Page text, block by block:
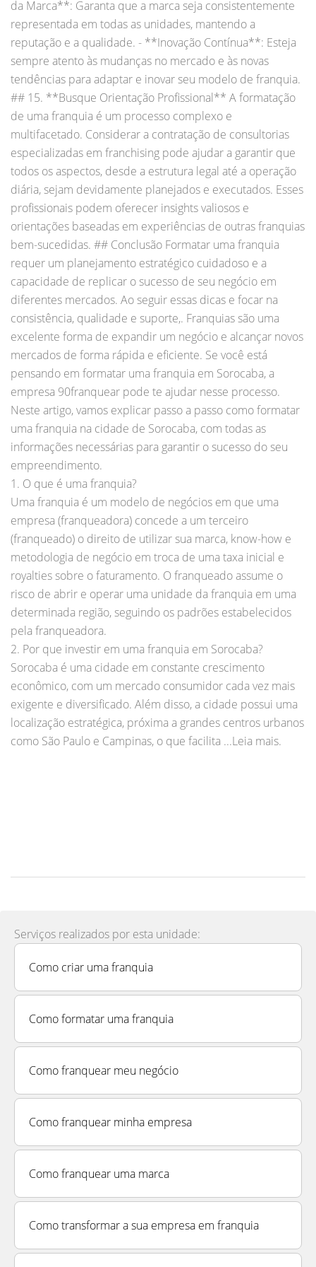
da Marca**: Garanta que a marca seja consistentemente
representada em todas as unidades, mantendo a
reputação e a qualidade. - **Inovação Contínua**: Esteja
sempre atento às mudanças no mercado e às novas
tendências para adaptar e inovar seu modelo de franquia.
## 15. **Busque Orientação Profissional** A formatação
de uma franquia é um processo complexo e
multifacetado. Considerar a contratação de consultorias
especializadas em franchising pode ajudar a garantir que
todos os aspectos, desde a estrutura legal até a operação
diária, sejam devidamente planejados e executados. Esses
profissionais podem oferecer insights valiosos e
orientações baseadas em experiências de outras franquias
bem-sucedidas. ## Conclusão Formatar uma franquia
requer um planejamento estratégico cuidadoso e a
capacidade de replicar o sucesso de seu negócio em
diferentes mercados. Ao seguir essas dicas e focar na
consistência, qualidade e suporte,. Franquias são uma
excelente forma de expandir um negócio e alcançar novos
mercados de forma rápida e eficiente. Se você está
pensando em formatar uma franquia em Sorocaba, a
empresa 90franquear pode te ajudar nesse processo.
Neste artigo, vamos explicar passo a passo como formatar
uma franquia na cidade de Sorocaba, com todas as
informações necessárias para garantir o sucesso do seu
empreendimento.
1. O que é uma franquia?
Uma franquia é um modelo de negócios em que uma
empresa (franqueadora) concede a um terceiro
(franqueado) o direito de utilizar sua marca, know-how e
metodologia de negócio em troca de uma taxa inicial e
royalties sobre o faturamento. O franqueado assume o
risco de abrir e operar uma unidade da franquia em uma
determinada região, seguindo os padrões estabelecidos
pela franqueadora.
2. Por que investir em uma franquia em Sorocaba?
Sorocaba é uma cidade em constante crescimento
econômico, com um mercado consumidor cada vez mais
exigente e diversificado. Além disso, a cidade possui uma
localização estratégica, próxima a grandes centros urbanos
como São Paulo e Campinas, o que facilita ...Leia mais.
Serviços realizados por esta unidade:
Como criar uma franquia
Como formatar uma franquia
Como franquear meu negócio
Como franquear minha empresa
Como franquear uma marca
Como transformar a sua empresa em franquia